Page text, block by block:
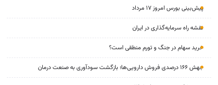
پیش‌بینی بورس امروز ۱۷ مرداد
نقشه راه سرمایه‌گذاری در ایران
خرید سهام در جنگ و تورم منطقی است؟
جهش ۱۶۶ درصدی فروش دارویی‌ها؛ بازگشت سودآوری به صنعت درمان